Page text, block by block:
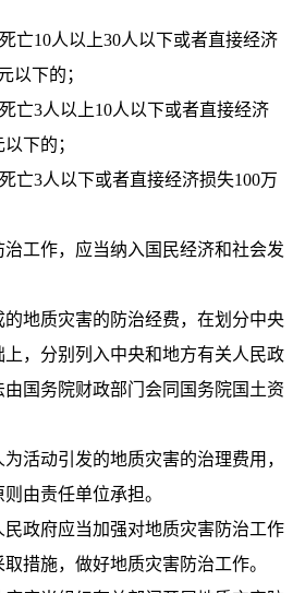
亡10人以上30人以下或者直接经济
以下的；
亡3人以上10人以下或者直接经济
下的；
亡3人以下或者直接经济损失100万
工作，应当纳入国民经济和社会发
质灾害的防治经费，在划分中央
，分别列入中央和地方有关人民政
国务院财政部门会同国务院国土资
动引发的地质灾害的治理费用，
由责任单位承担。
政府应当加强对地质灾害防治工作
措施，做好地质灾害防治工作。